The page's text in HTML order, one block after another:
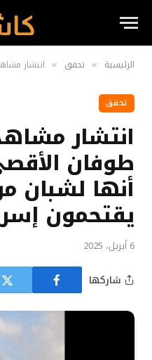
الرئيسية » تحقق » انتشار مشاهد من
تحقق
انتشار
طوفان
أنها لشبان
يقتحمون
6 أبريل، 2025
شاركها